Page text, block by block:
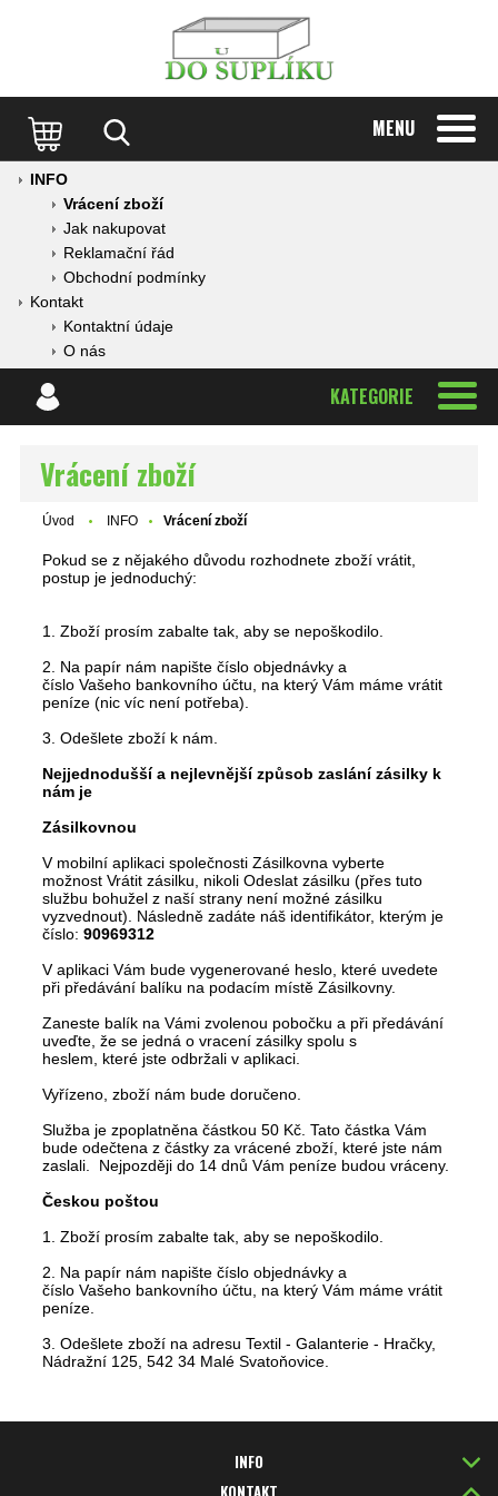
MENU
INFO
Vrácení zboží
Jak nakupovat
Reklamační řád
Obchodní podmínky
Kontakt
Kontaktní údaje
O nás
KATEGORIE
Vrácení zboží
Úvod INFO Vrácení zboží
Pokud se z nějakého důvodu rozhodnete zboží vrátit,
postup je jednoduchý:
1. Zboží prosím zabalte tak, aby se nepoškodilo.
2. Na papír nám napište číslo objednávky a
číslo Vašeho bankovního účtu, na který Vám máme vrátit
peníze (nic víc není potřeba).
3. Odešlete zboží k nám.
Nejjednodušší a nejlevnější způsob zaslání zásilky k
nám je
Zásilkovnou
V mobilní aplikaci společnosti Zásilkovna vyberte
možnost Vrátit zásilku , nikoli Odeslat zásilku (přes tuto
službu bohužel z naší strany není možné zásilku
vyzvednout). Následně zadáte náš identifikátor, kterým je
číslo: 90969312
V aplikaci Vám bude vygenerované heslo , které uvedete
při předávání balíku na podacím místě Zásilkovny.
Zaneste balík na Vámi zvolenou pobočku a při předávání
uveďte, že se jedná o vracení zásilky spolu s
heslem, které jste odbržali v aplikaci.
Vyřízeno, zboží nám bude doručeno.
Služba je zpoplatněna částkou 50 Kč . Tato částka Vám
bude odečtena z částky za vrácené zboží, které jste nám
zaslali. Nejpozději do 14 dnů Vám peníze budou vráceny.
Českou poštou
1. Zboží prosím zabalte tak, aby se nepoškodilo.
2. Na papír nám napište číslo objednávky a
číslo Vašeho bankovního účtu, na který Vám máme vrátit
peníze.
3. Odešlete zboží na adresu Textil - Galanterie - Hračky,
Nádražní 125, 542 34 Malé Svatoňovice.
INFO
KONTAKT